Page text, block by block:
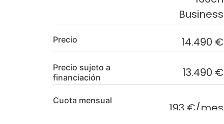
Business
Precio 14.490 €
Precio sujeto a
financiación
13.490 €
Cuota mensual
193 €/mes